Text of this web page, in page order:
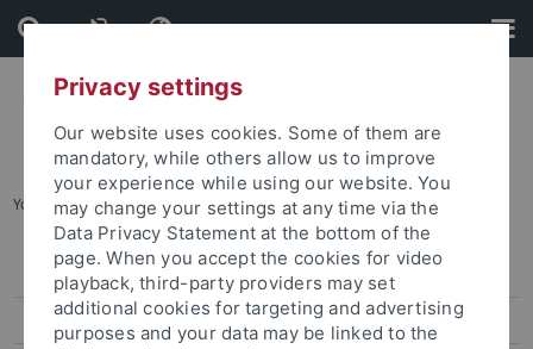
Skip
to
content
Skip
to
footer
You are here: Startseite ... Ausbildungen
Personalrat Uni Tübingen
Jugend- und Auszubildendenvertretung
Privacy settings
Our website uses cookies. Some of them are
mandatory, while others allow us to improve
your experience while using our website. You
may change your settings at any time via the
Data Privacy Statement at the bottom of the
page. When you accept the cookies for video
playback, third-party providers may set
additional cookies for targeting and advertising
purposes and your data may be linked to the